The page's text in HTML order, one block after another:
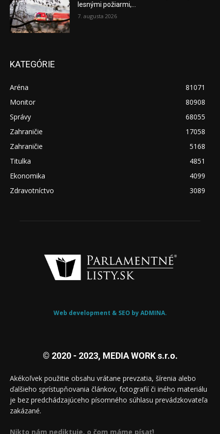
lesnými požiarmi,...
7. augusta 2026
KATEGÓRIE
Aréna
81071
Monitor
80908
Správy
68055
Zahraničie
17058
Zahraničie
5168
Titulka
4851
Ekonomika
4099
Zdravotníctvo
3089
Web development & SEO by ADMINA.
© 2020 - 2023, MEDIA WORK s.r.o.
Akékoľvek použitie obsahu vrátane prevzatia, šírenia alebo
ďalšieho sprístupňovania článkov, fotografií či iného materiálu
je bez predchádzajúceho písomného súhlasu prevádzkovateľa
zakázané.
Nikto nám nediktuje, o čom máme písať!